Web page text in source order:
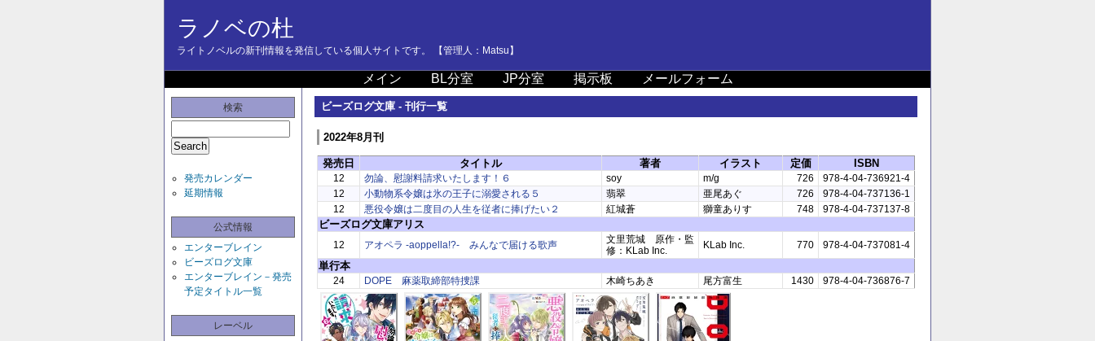
ラノベの杜
ライトノベルの新刊情報を発信している個人サイトです。 【管理人：Matsu】
メイン BL分室 JP分室 掲示板 メールフォーム
検索
発売カレンダー
延期情報
公式情報
エンターブレイン
ビーズログ文庫
エンターブレイン－発売
予定タイトル一覧
レーベル
ビーズログ文庫 - 刊行一覧
2022年8月刊
発売日 タイトル 著者 イラスト 定価 ISBN
12 勿論、慰謝料請求いたします！６ soy m/g 726
978-4-04-736921-4
12
小動物系令嬢は氷の王子に溺愛される５ 翡翠 亜尾あぐ 726
978-4-04-737136-1
12
悪役令嬢は二度目の人生を従者に捧げたい２ 紅城蒼 獅童ありす 748 978-4-04-737137-8
ビーズログ文庫アリス
12 アオペラ -aoppella!?- みんなで届ける歌声
文里荒城 原作・監
修：KLab Inc.
KLab Inc. 770 978-4-04-737081-4
単行本
24 DOPE 麻薬取締部特捜課 木崎ちあき 尾方富生 1430 978-4-04-736876-7